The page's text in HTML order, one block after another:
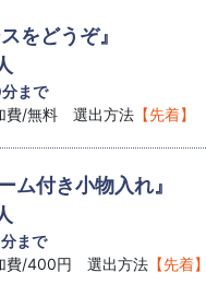
をどうぞ』
まで
費/無料 選出方法 【先着】
ム付き小物入れ』
まで
費/400円 選出方法 【先着】